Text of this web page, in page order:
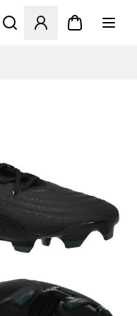
Öffnet ein neues Fenster